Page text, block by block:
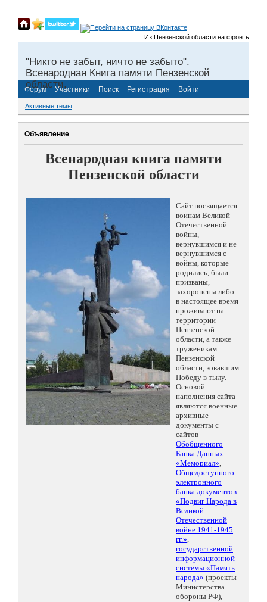
Из Пензенской области на фронты
"Никто не забыт, ничто не забыто".
Всенародная Книга памяти Пензенской
области.
Форум Участники Поиск Регистрация Войти
Активные темы
Объявление
Всенародная книга памяти
Пензенской области
Сайт посвящается
воинам Великой
Отечественной
войны,
вернувшимся и не
вернувшимся с
войны, которые
родились, были
призваны,
захоронены либо
в настоящее время
проживают на
территории
Пензенской
области, а также
труженикам
Пензенской
области, ковавшим
Победу в тылу.
Основой
наполнения сайта
являются военные
архивные
документы с
сайтов
Обобщенного
Банка Данных
«Мемориал»,
Общедоступного
электронного
банка документов
«Подвиг Народа в
Великой
Отечественной
войне 1941-1945
гг.»,
государственной
информационной
системы «Память
народа» (проекты
Министерства
обороны РФ),